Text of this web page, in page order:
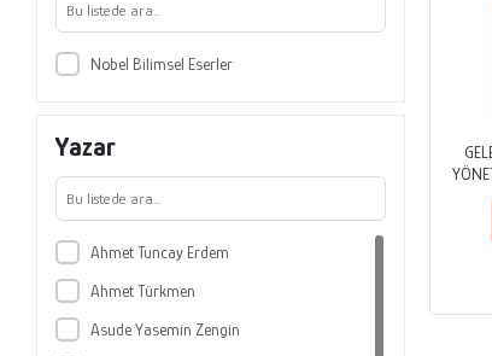
Nobel Bilimsel Eserler
Yazar
Ahmet Tuncay Erdem
Ahmet Türkmen
Asude Yasemin Zengin